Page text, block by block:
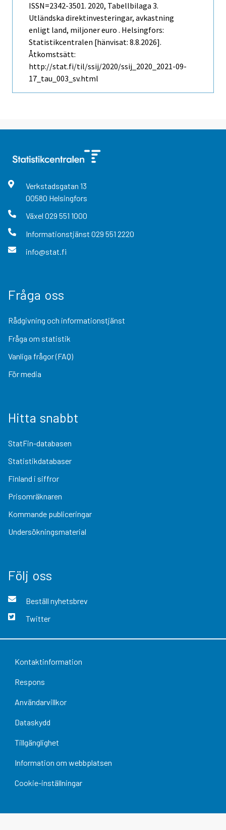
ISSN=2342-3501. 2020, Tabellbilaga 3.
Utländska direktinvesteringar, avkastning
enligt land, miljoner euro . Helsingfors:
Statistikcentralen [hänvisat: 8.8.2026].
Åtkomstsätt:
http://stat.fi/til/ssij/2020/ssij_2020_2021-09-
17_tau_003_sv.html
Verkstadsgatan 13
00580 Helsingfors
Växel 029 551 1000
Informationstjänst 029 551 2220
info@stat.fi
Fråga oss
Rådgivning och informationstjänst
Fråga om statistik
Vanliga frågor (FAQ)
För media
Hitta snabbt
StatFin-databasen
Statistikdatabaser
Finland i siffror
Prisomräknaren
Kommande publiceringar
Undersökningsmaterial
Följ oss
Beställ nyhetsbrev
Twitter
Kontaktinformation
Respons
Användarvillkor
Dataskydd
Tillgänglighet
Information om webbplatsen
Cookie-inställningar